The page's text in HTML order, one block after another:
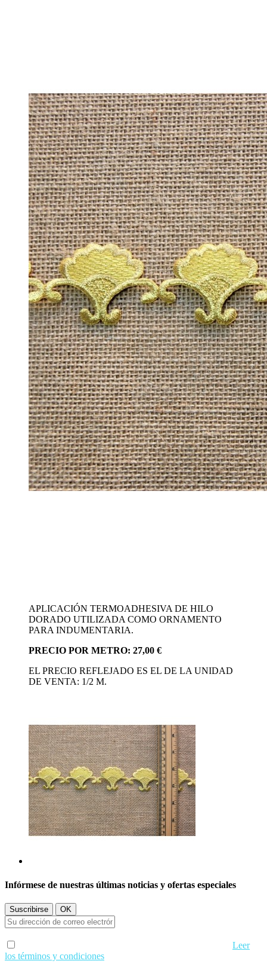
APLICACIÓN TERMOADHESIVA DE HILO
DORADO UTILIZADA COMO ORNAMENTO
PARA INDUMENTARIA.
PRECIO POR METRO: 27,00 €
EL PRECIO REFLEJADO ES EL DE LA UNIDAD
DE VENTA: 1/2 M.
Infórmese de nuestras últimas noticias y ofertas especiales
Leer
los términos y condiciones